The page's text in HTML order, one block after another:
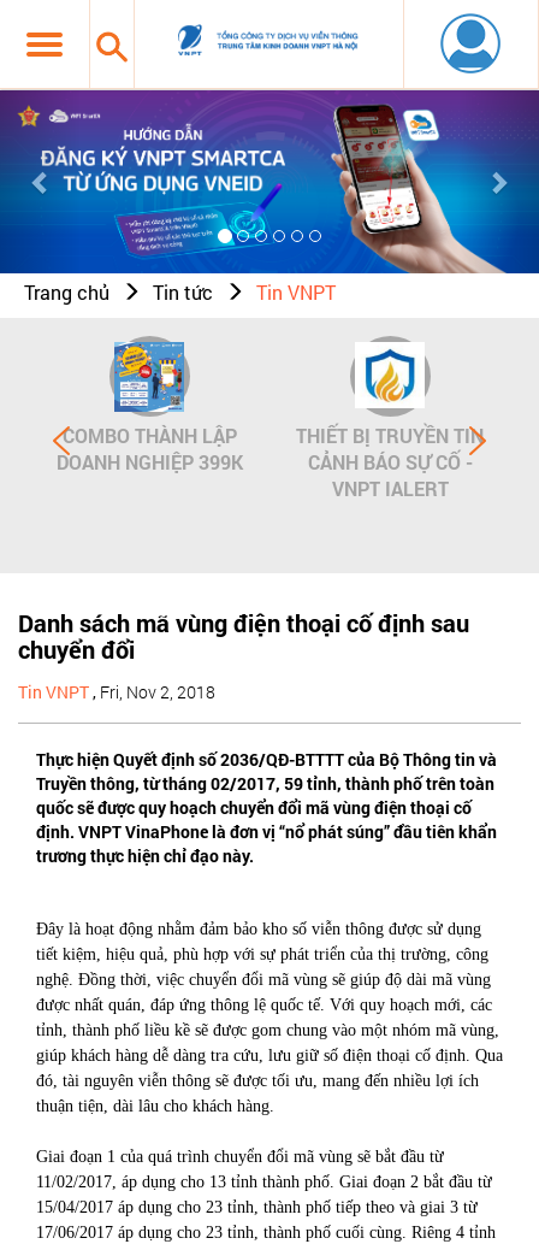
Previous
Trang chủ Tin tức Tin VNPT
COMBO THÀNH LẬP
DOANH NGHIỆP 399K
THIẾT BỊ TRUYỀN TIN
CẢNH BÁO SỰ CỐ -
VNPT IALERT
Danh sách mã vùng điện thoại cố định sau
chuyển đổi
Tin VNPT, Fri, Nov 2, 2018
Thực hiện Quyết định số 2036/QĐ-BTTTT của Bộ Thông tin và
Truyền thông, từ tháng 02/2017, 59 tỉnh, thành phố trên toàn
quốc sẽ được quy hoạch chuyển đổi mã vùng điện thoại cố
định. VNPT VinaPhone là đơn vị “nổ phát súng” đầu tiên khẩn
trương thực hiện chỉ đạo này.
Đây là hoạt động nhằm đảm bảo kho số viễn thông được sử dụng
tiết kiệm, hiệu quả, phù hợp với sự phát triển của thị trường, công
nghệ. Đồng thời, việc chuyển đổi mã vùng sẽ giúp độ dài mã vùng
được nhất quán, đáp ứng thông lệ quốc tế. Với quy hoạch mới, các
tỉnh, thành phố liều kề sẽ được gom chung vào một nhóm mã vùng,
giúp khách hàng dễ dàng tra cứu, lưu giữ số điện thoại cố định. Qua
đó, tài nguyên viễn thông sẽ được tối ưu, mang đến nhiều lợi ích
thuận tiện, dài lâu cho khách hàng.
Giai đoạn 1 của quá trình chuyển đổi mã vùng sẽ bắt đầu từ
11/02/2017, áp dụng cho 13 tỉnh thành phố. Giai đoạn 2 bắt đầu từ
15/04/2017 áp dụng cho 23 tỉnh, thành phố tiếp theo và giai 3 từ
17/06/2017 áp dụng cho 23 tỉnh, thành phố cuối cùng. Riêng 4 tỉnh